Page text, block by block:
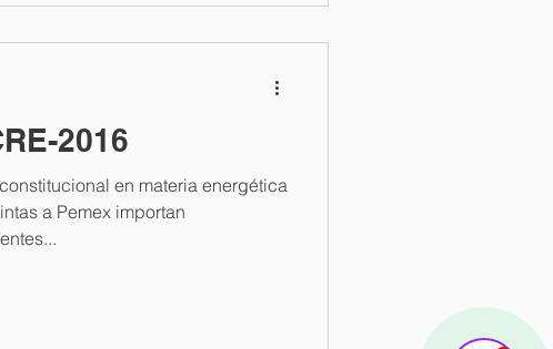
2016
en materia energética
a Pemex importan